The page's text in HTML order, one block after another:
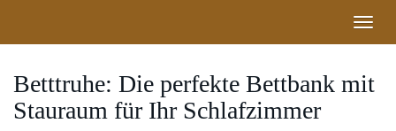
main
Betttruhe: Die perfekte Bettbank mit
Stauraum für Ihr Schlafzimmer